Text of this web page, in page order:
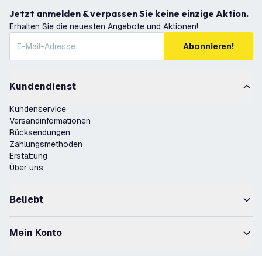
Jetzt anmelden & verpassen Sie keine einzige Aktion.
Erhalten Sie die neuesten Angebote und Aktionen!
Abonnieren!
Kundendienst
Kundenservice
Versandinformationen
Rücksendungen
Zahlungsmethoden
Erstattung
Über uns
Beliebt
Mein Konto